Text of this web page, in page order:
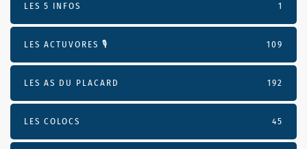
LES 5 INFOS 1
LES ACTUVORES 🎙 109
LES AS DU PLACARD 192
LES COLOCS 45